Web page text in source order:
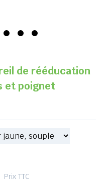
de rééducation
et poignet
Prix TTC